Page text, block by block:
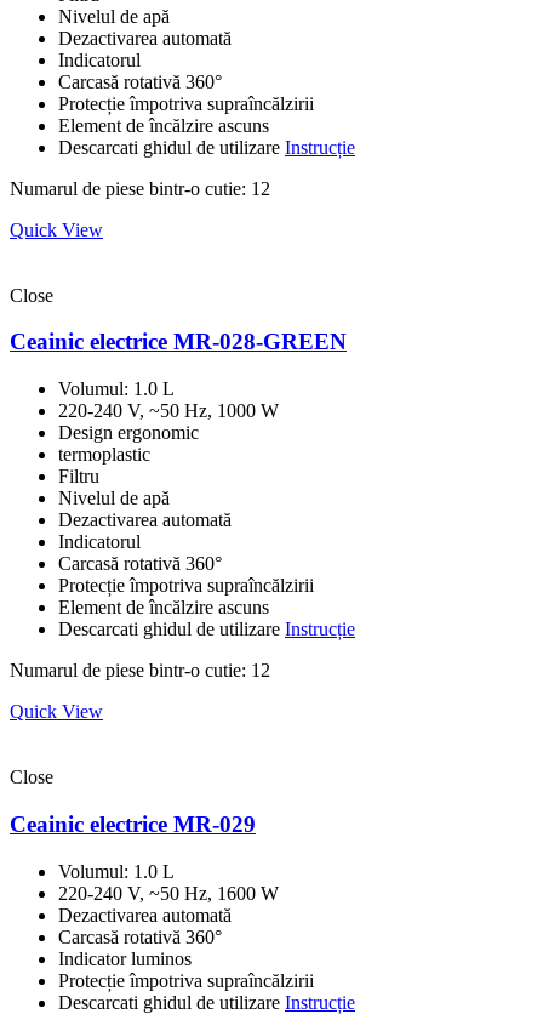
Nivelul de apă
Dezactivarea automată
Indicatorul
Carcasă rotativă 360°
Protecție împotriva supraîncălzirii
Element de încălzire ascuns
Descarcati ghidul de utilizare Instrucție
Numarul de piese bintr-o cutie: 12
Quick View
Close
Ceainic electrice MR-028-GREEN
Volumul: 1.0 L
220-240 V, ~50 Hz, 1000 W
Design ergonomic
termoplastic
Filtru
Nivelul de apă
Dezactivarea automată
Indicatorul
Carcasă rotativă 360°
Protecție împotriva supraîncălzirii
Element de încălzire ascuns
Descarcati ghidul de utilizare Instrucție
Numarul de piese bintr-o cutie: 12
Quick View
Close
Ceainic electrice MR-029
Volumul: 1.0 L
220-240 V, ~50 Hz, 1600 W
Dezactivarea automată
Carcasă rotativă 360°
Indicator luminos
Protecție împotriva supraîncălzirii
Descarcati ghidul de utilizare Instrucție